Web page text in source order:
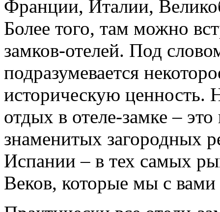
Франции, Италии,
Более того, там можно
замков-отелей. Под
подразумевается
историческую ценность.
отдых в отеле-замке –
знаменитых загородных
Испании – в тех самых
Веков, которые мы с вами